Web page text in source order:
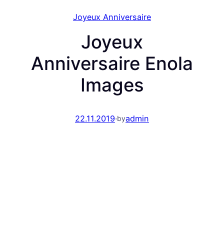
Joyeux Anniversaire
Joyeux
Anniversaire Enola
Images
22.11.2019·byadmin